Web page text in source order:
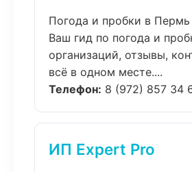
Погода и пробки в Пермь
Ваш гид по погода и
организаций, отзывы,
всё в одном месте....
Телефон: 8 (972) 857 34
ИП Expert Pro